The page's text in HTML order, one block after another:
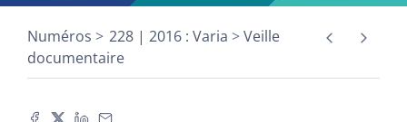
Numéros 228 | 2016 : Varia
Veille
documentaire